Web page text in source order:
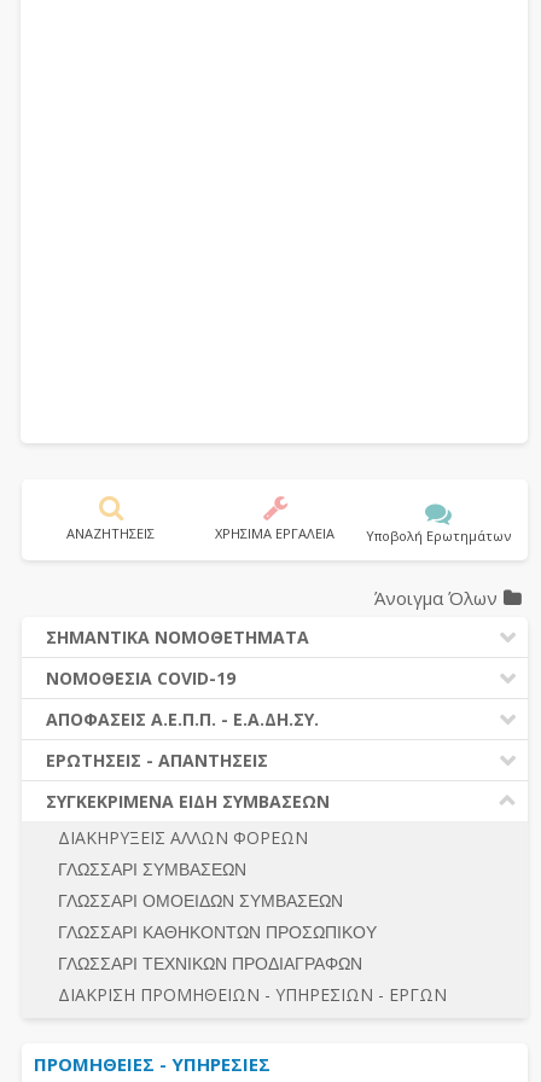
ΑΝΑΖΗΤΗΣΕΙΣ ΧΡΗΣΙΜΑ ΕΡΓΑΛΕΙΑ Υποβολή Ερωτημάτων
Άνοιγμα Όλων
ΣΗΜΑΝΤΙΚΑ ΝΟΜΟΘΕΤΗΜΑΤΑ
ΔΗΜΟΣΙΕΣ ΣΥΜΒΑΣΕΙΣ (Ν. 4412/2016)
ΔΗΜΟΤΙΚΟΣ ΚΩΔΙΚΑΣ (Ν.3463/2006)
ΚΑΛΛΙΚΡΑΤΗΣ (Ν.3852/2010)
ΝΟΜΟΘΕΣΙΑ - ΝΟΜΟΛΟΓΙΑ (ΣΥΝΟΛΟ)
ΝΟΜΟΘΕΣΙΑ COVID-19
ΝΟΜΟΘΕΣΙΑ - ΝΟΜΟΛΟΓΙΑ COVID -19
ΕΡΩΤΗΣΕΙΣ - ΑΠΑΝΤΗΣΕΙΣ
ΑΠΟΦΑΣΕΙΣ Α.Ε.Π.Π. - Ε.Α.ΔΗ.ΣΥ.
ΠΡΟΔΙΚΑΣΤΙΚΗ ΠΡΟΣΦΥΓΗ
ΓΕΝΙΚΟΙ ΚΑΝΟΝΕΣ
ΔΙΚΑΙΟΥΜΕΝΟΙ ΣΥΜΜΕΤΟΧΗΣ
ΠΡΟΣΦΟΡΕΣ – ΔΙΚΑΙΟΛΟΓΗΤΙΚΑ ΣΥΜΜΕΤΟΧΗΣ
ΔΙΕΞΑΓΩΓΗ ΔΙΑΔΙΚΑΣΙΑΣ
ΕΣΗΔΗΣ – ΚΗΜΔΗΣ
ΠΕΡΙΛΗΨΕΙΣ ΑΠΟΦΑΣΕΩΝ Α.Ε.Π.Π. - Ε.Α.ΔΗ.ΣΥ.
ΣΥΝΟΛΟ
ΕΡΩΤΗΣΕΙΣ - ΑΠΑΝΤΗΣΕΙΣ
Ν. 4782/2021 - ΤΡΟΠΟΠΟΙΗΣΗ 4412/2016
ΔΙΕΞΑΓΩΓΗ ΔΙΑΔΙΚΑΣΙΑΣ
ΔΙΑΔΙΚΑΣΙΕΣ ΑΝΑΘΕΣΗΣ
ΓΕΝΙΚΟΙ ΚΑΝΟΝΕΣ
ΠΡΟΕΤΟΙΜΑΣΙΑ - ΔΗΜΟΣΙΟΤΗΤΑ
ΛΟΓΟΙ ΑΠΟΚΛΕΙΣΜΟΥ-ΔΙΚΑΙΟΥΜΕΝΟΙ ΣΥΜΜΕΤΟΧΗΣ
ΠΡΟΣΦΟΡΕΣ - ΔΙΚΑΙΟΛΟΓΗΤΙΚΑ ΣΥΜΜΕΤΟΧΗΣ
ΣΥΓΚΕΚΡΙΜΕΝΑ ΕΙΔΗ ΣΥΜΒΑΣΕΩΝ
ΔΙΑΚΗΡΥΞΕΙΣ ΑΛΛΩΝ ΦΟΡΕΩΝ
ΓΛΩΣΣΑΡΙ ΣΥΜΒΑΣΕΩΝ
ΓΛΩΣΣΑΡΙ ΟΜΟΕΙΔΩΝ ΣΥΜΒΑΣΕΩΝ
ΓΛΩΣΣΑΡΙ ΚΑΘΗΚΟΝΤΩΝ ΠΡΟΣΩΠΙΚΟΥ
ΓΛΩΣΣΑΡΙ ΤΕΧΝΙΚΩΝ ΠΡΟΔΙΑΓΡΑΦΩΝ
ΔΙΑΚΡΙΣΗ ΠΡΟΜΗΘΕΙΩΝ - ΥΠΗΡΕΣΙΩΝ - ΕΡΓΩΝ
ΠΡΟΜΗΘΕΙΕΣ - ΥΠΗΡΕΣΙΕΣ